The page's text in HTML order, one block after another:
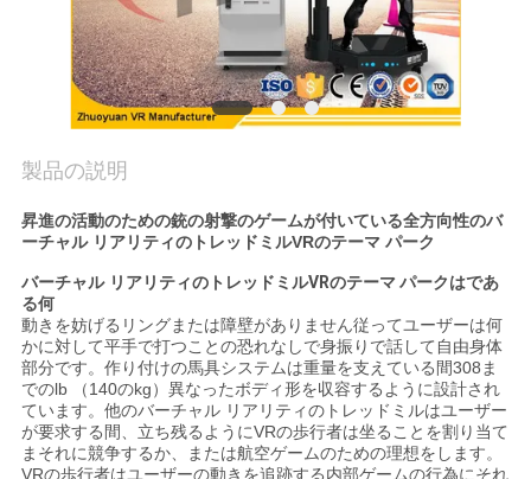
お
い
合
わ
せ
ニ
製品の説明
昇進の活動のための銃の射撃のゲームが付いている全方向性のバ
ーチャル リアリティのトレッドミルVRのテーマ パーク
バーチャル リアリティのトレッドミルVRのテーマ パークはであ
る何
動きを妨げるリングまたは障壁がありません従ってユーザーは何
かに対して平手で打つことの恐れなしで身振りで話して自由身体
部分です。作り付けの馬具システムは重量を支えている間308ま
でのlb （140のkg）異なったボディ形を収容するように設計され
ています。他のバーチャル リアリティのトレッドミルはユーザー
が要求する間、立ち残るようにVRの歩行者は坐ることを割り当て
まそれに競争するか、または航空ゲームのための理想をします。
VRの歩行者はユーザーの動きを追跡する内部ゲームの行為にそれ